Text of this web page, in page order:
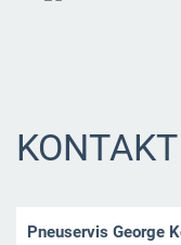
KONTAKT
Pneuservis George